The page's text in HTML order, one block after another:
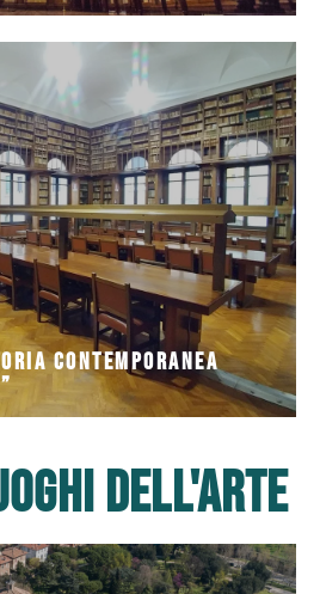
Contemporanea
Contemporanea
è gestita dalla Fondazione
per ricordare la figura
e tutelare e promuovere la
dell'arte
di